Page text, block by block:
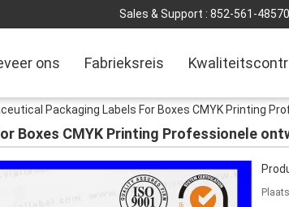
Sales & Support : 852-561-48570
ons Fabrieksreis
Packaging Labels For Boxes CMYK Printing
Boxes CMYK Printing Professionele